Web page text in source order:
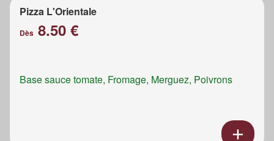
Pizza L'Orientale
Dès 8.50 €
Base sauce tomate, Fromage, Merguez, Poivrons